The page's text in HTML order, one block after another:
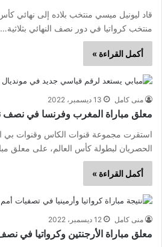
منتخب كرواتيا في دور نصف النهائي بثلاثية…
أكمل القراءة »
منى كامل 13 ديسمبر، 2022
معلق مباراة المغرب وفرنسا في نصف
استقرت مجموعة قنوات الكاس وقنوات بي
الحصريان لبطولة كأس العالم، على معلق
أكمل القراءة »
منى كامل 12 ديسمبر، 2022
معلق مباراة الأرجنتين وكرواتيا في نصف